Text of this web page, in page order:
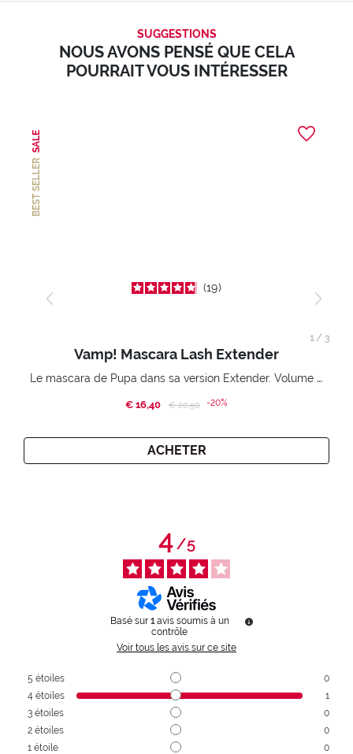
SUGGESTIONS
NOUS AVONS PENSÉ QUE CELA
POURRAIT VOUS INTÉRESSER
BEST SELLER
SALE
19
Vamp! Mascara Lash Extender
Le mascara de Pupa dans sa version Extender. Volume extension 3D. Des cils amplifiés et liftés à l’infini.
€ 16,40 Price reduced from
€ 20,50to-20%
ACHETER
1 / 3
4/5
Basé sur 1 avis soumis à un
contrôle
Voir tous les avis sur ce site
5 étoiles
0
4 étoiles
1
3 étoiles
0
2 étoiles
0
1 étoile 0